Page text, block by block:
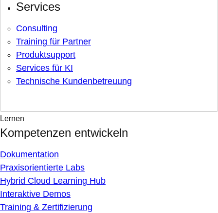
Services
Consulting
Training für Partner
Produktsupport
Services für KI
Technische Kundenbetreuung
Lernen
Kompetenzen entwickeln
Dokumentation
Praxisorientierte Labs
Hybrid Cloud Learning Hub
Interaktive Demos
Training & Zertifizierung